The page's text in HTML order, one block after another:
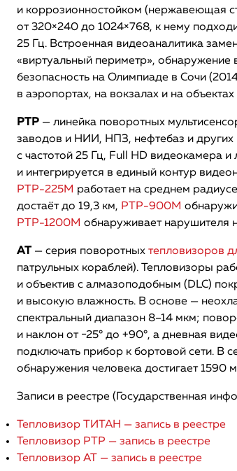
и коррозионностойком (нержавеющая
от 320×240 до 1024×768, к нему
25 Гц. Встроенная видеоаналитика
«виртуальный периметр», обнаружение
безопасность на Олимпиаде в Сочи
в аэропортах, на вокзалах и на
РТР — линейка поворотных
заводов и НИИ, НПЗ, нефтебаз и
с частотой 25 Гц, Full HD видеокамера
и интегрируется в единый контур
РТР-225М работает на среднем
достаёт до 19,3 км, РТР-900М
РТР-1200М обнаруживает нарушителя
АТ — серия поворотных тепловизоров
патрульных кораблей). Тепловизоры
и объектив с алмазоподобным (DLC)
и высокую влажность. В основе —
спектральный диапазон 8–14 мкм;
и наклон от −25° до +90°, а дневная
подключать прибор к бортовой сети. В
обнаружения человека достигает 1590
Записи в реестре (Государственная
Тепловизор ТИТАН — запись в реестре
Тепловизор РТР — запись в реестре
Тепловизор АТ — запись в реестре